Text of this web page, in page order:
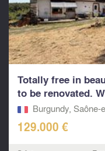
Totally free in
to be renovated.
Burgundy, Saône-
129.000 €